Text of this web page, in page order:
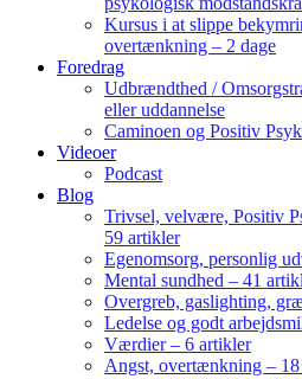
Kursus i at slippe
overtænkning – 2 dage
Foredrag
Udbrændthed /
eller uddannelse
Caminoen og Positiv
Videoer
Podcast
Blog
Trivsel, velvære, Positiv
59 artikler
Egenomsorg, personlig
Mental sundhed – 41
Overgreb, gaslighting,
Ledelse og godt
Værdier – 6 artikler
Angst, overtænkning –